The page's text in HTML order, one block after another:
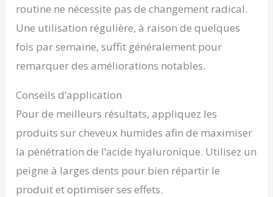
routine ne nécessite pas de changement radical.
Une utilisation régulière, à raison de quelques
fois par semaine, suffit généralement pour
remarquer des améliorations notables.
Conseils d’application
Pour de meilleurs résultats, appliquez les
produits sur cheveux humides afin de maximiser
la pénétration de l’acide hyaluronique. Utilisez un
peigne à larges dents pour bien répartir le
produit et optimiser ses effets.